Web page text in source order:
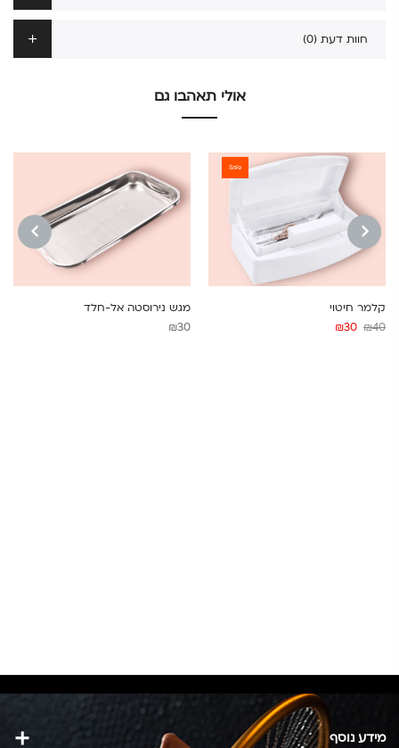
חוות דעת (0)
אולי תאהבו גם
PREVIOUS
Sale
קלמר חיטוי
₪40
המחיר
₪30
מגש נירוסטה אל-חלד
₪30
NEXT
מידע נוסף